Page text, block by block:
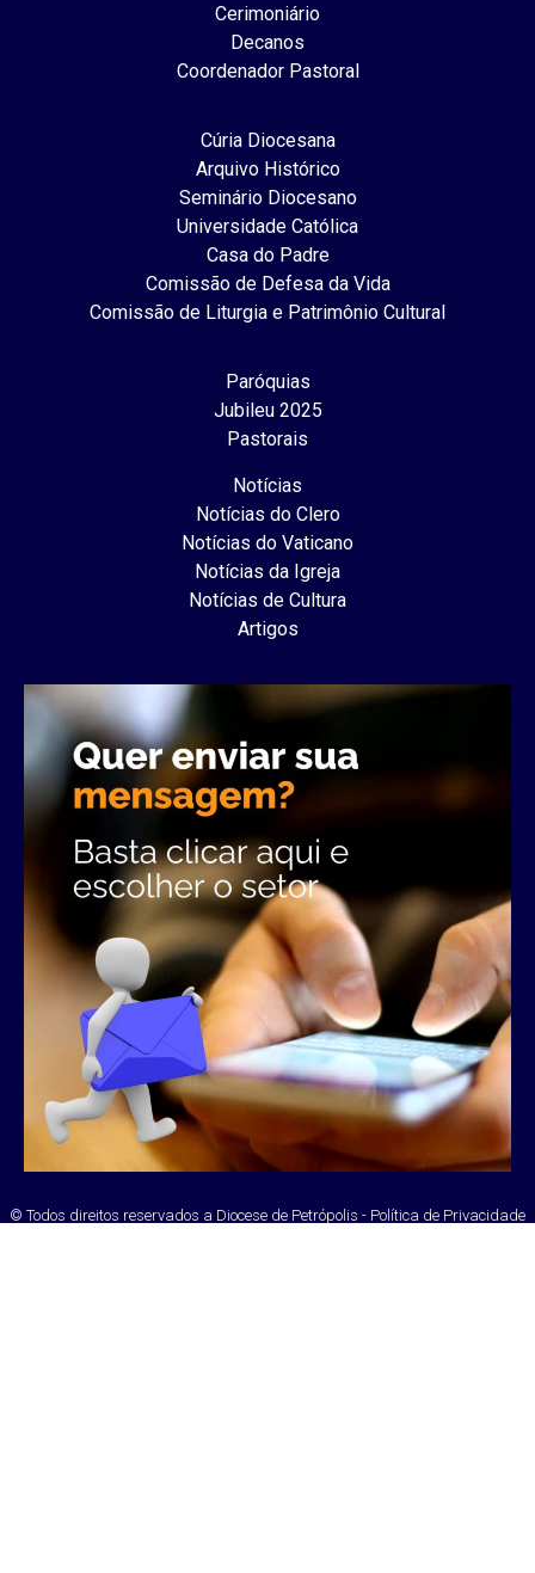
Cerimoniário
Decanos
Coordenador Pastoral
Cúria Diocesana
Arquivo Histórico
Seminário Diocesano
Universidade Católica
Casa do Padre
Comissão de Defesa da Vida
Comissão de Liturgia e Patrimônio Cultural
Paróquias
Jubileu 2025
Pastorais
Notícias
Notícias do Clero
Notícias do Vaticano
Notícias da Igreja
Notícias de Cultura
Artigos
© Todos direitos reservados a Diocese de Petrópolis - Política de Privacidade